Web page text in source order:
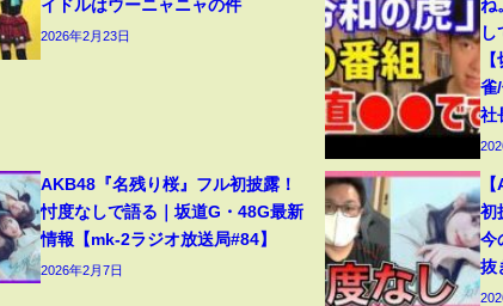
イドルはウーニャニャの件
2026年2月23日
ね
し
【
雀
社
AKB48『名残り桜』フル初披露！
忖度なしで語る｜坂道G・48G最新
情報【mk-2ラジオ放送局#84】
2026年2月7日
【
初
今
抜